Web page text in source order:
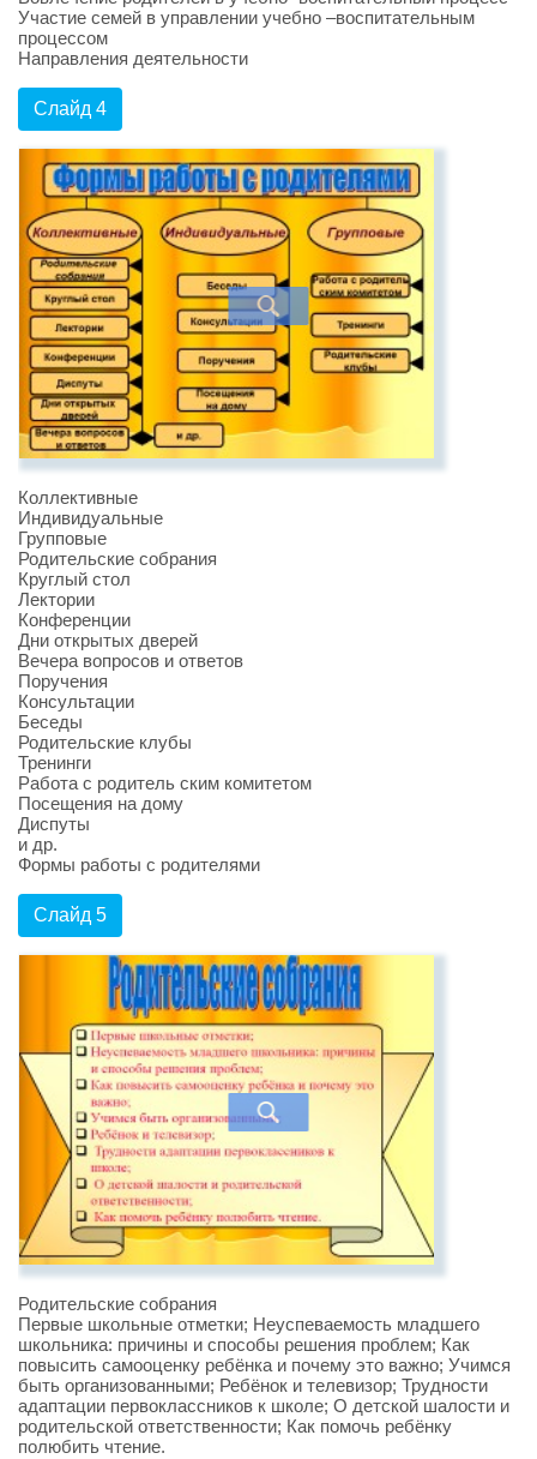
Участие семей в управлении учебно –воспитательным
процессом
Направления деятельности
Слайд 4
Коллективные
Индивидуальные
Групповые
Родительские собрания
Круглый стол
Лектории
Конференции
Дни открытых дверей
Вечера вопросов и ответов
Поручения
Консультации
Беседы
Родительские клубы
Тренинги
Работа с родитель ским комитетом
Посещения на дому
Диспуты
и др.
Формы работы с родителями
Слайд 5
Родительские собрания
Первые школьные отметки; Неуспеваемость младшего
школьника: причины и способы решения проблем; Как
повысить самооценку ребёнка и почему это важно; Учимся
быть организованными; Ребёнок и телевизор; Трудности
адаптации первоклассников к школе; О детской шалости и
родительской ответственности; Как помочь ребёнку
полюбить чтение.